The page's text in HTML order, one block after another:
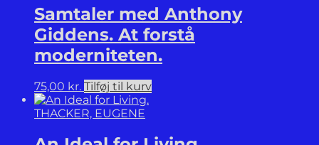
Samtaler med Anthony
Giddens. At forstå
moderniteten.
75,00 kr. Tilføj til kurv
THACKER, EUGENE